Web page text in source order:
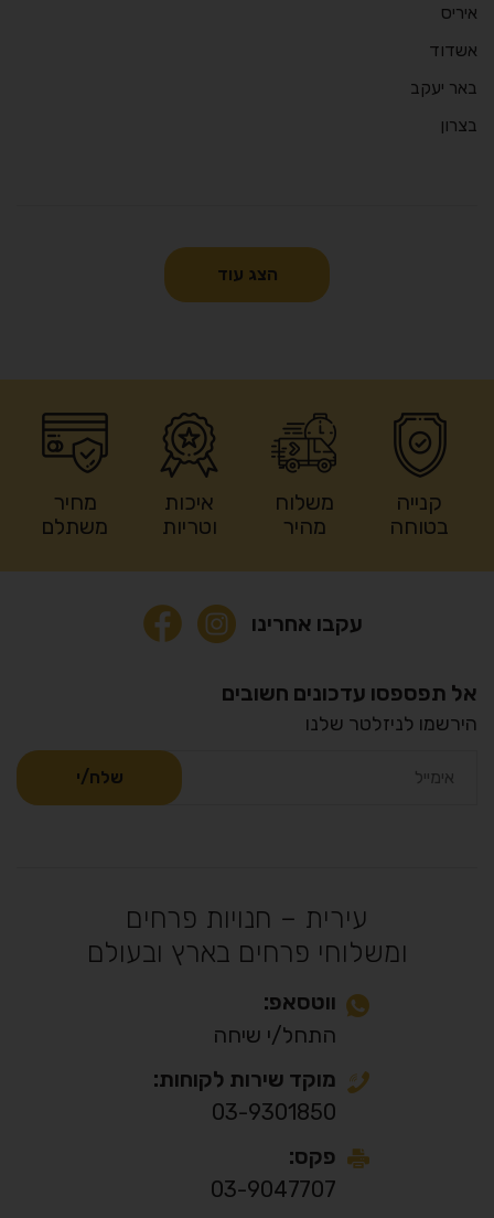
איריס
אשדוד
באר יעקב
בצרון
הצג עוד
קנייה
בטוחה
משלוח
מהיר
איכות
וטריות
מחיר
משתלם
עקבו אחרינו
אל תפספסו עדכונים חשובים
הירשמו לניזלטר שלנו
עירית – חנויות פרחים
ומשלוחי פרחים בארץ ובעולם
ווטסאפ:
התחל/י שיחה
מוקד שירות לקוחות:
03-9301850
פקס:
03-9047707